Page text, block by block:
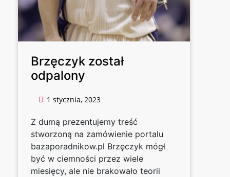
Brzęczyk został
odpalony
1 stycznia, 2023
Z dumą prezentujemy treść
stworzoną na zamówienie portalu
bazaporadnikow.pl Brzęczyk mógł
być w ciemności przez wiele
miesięcy, ale nie brakowało teorii